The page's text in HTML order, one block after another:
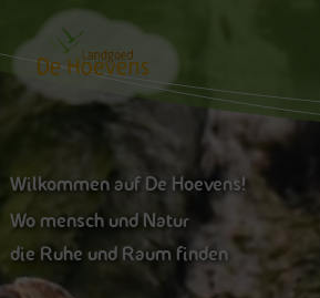
Wilkommen auf De Hoevens!
Wo mensch und Natur
die Ruhe und Raum finden